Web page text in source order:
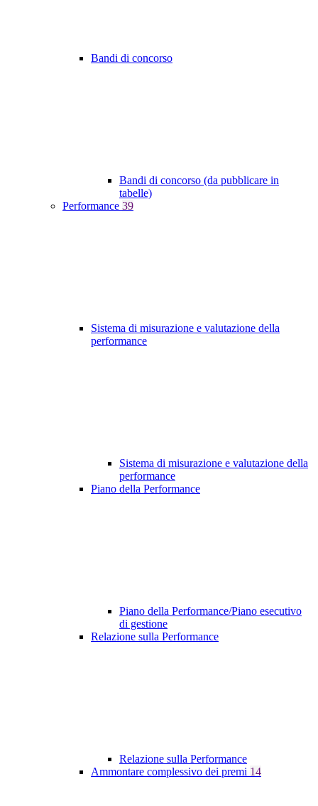
Bandi di concorso
Bandi di concorso (da pubblicare in
tabelle)
Performance 39
Sistema di misurazione e valutazione della
performance
Sistema di misurazione e valutazione della
performance
Piano della Performance
Piano della Performance/Piano esecutivo
di gestione
Relazione sulla Performance
Relazione sulla Performance
Ammontare complessivo dei premi 14